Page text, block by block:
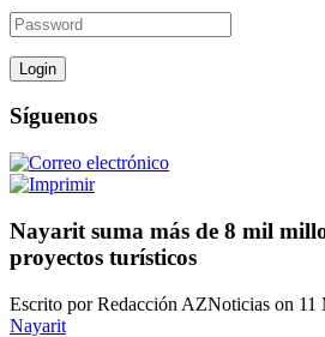
Síguenos
Nayarit suma más de 8 mil
proyectos turísticos
Escrito por Redacción AZNoticias on 11
Nayarit